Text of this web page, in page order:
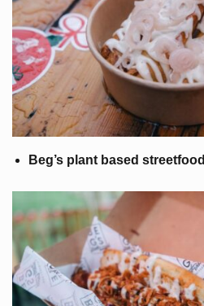
Beg’s plant based streetfood